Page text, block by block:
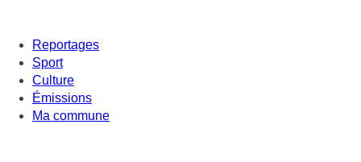
Reportages
Sport
Culture
Émissions
Ma commune